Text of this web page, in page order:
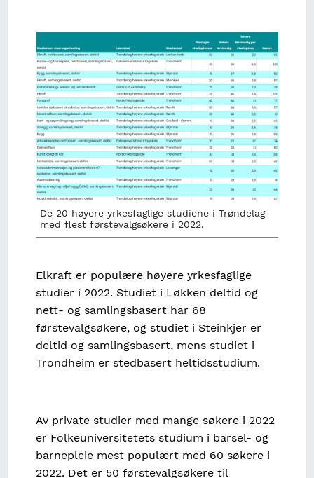
De 20 høyere yrkesfaglige studiene i Trøndelag
med flest førstevalgsøkere i 2022.
Elkraft er populære høyere yrkesfaglige
studier i 2022. Studiet i Løkken deltid og
nett- og samlingsbasert har 68
førstevalgsøkere, og studiet i Steinkjer er
deltid og samlingsbasert, mens studiet i
Trondheim er stedbasert heltidsstudium.
Av private studier med mange søkere i 2022
er Folkeuniversitetets studium i barsel- og
barnepleie mest populært med 60 søkere i
2022. Det er 50 førstevalgsøkere til